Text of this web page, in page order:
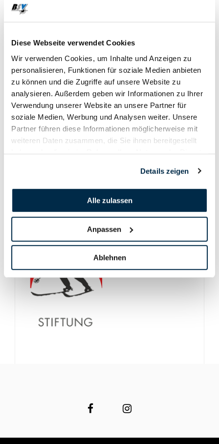
Diese Webseite verwendet Cookies
Wir verwenden Cookies, um Inhalte und Anzeigen zu
personalisieren, Funktionen für soziale Medien anbieten
zu können und die Zugriffe auf unsere Website zu
analysieren. Außerdem geben wir Informationen zu Ihrer
Verwendung unserer Website an unsere Partner für
soziale Medien, Werbung und Analysen weiter. Unsere
Partner führen diese Informationen möglicherweise mit
weiteren Daten zusammen, die Sie ihnen bereitgestellt
Details zeigen
Alle zulassen
Anpassen
Ablehnen
2021